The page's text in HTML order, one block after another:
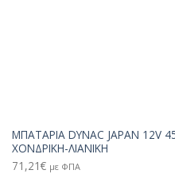
ΜΠΑΤΑΡΙΑ DYNAC JAPAN 12V
ΧΟΝΔΡΙΚΗ-ΛΙΑΝΙΚΗ
71,21€ με ΦΠΑ